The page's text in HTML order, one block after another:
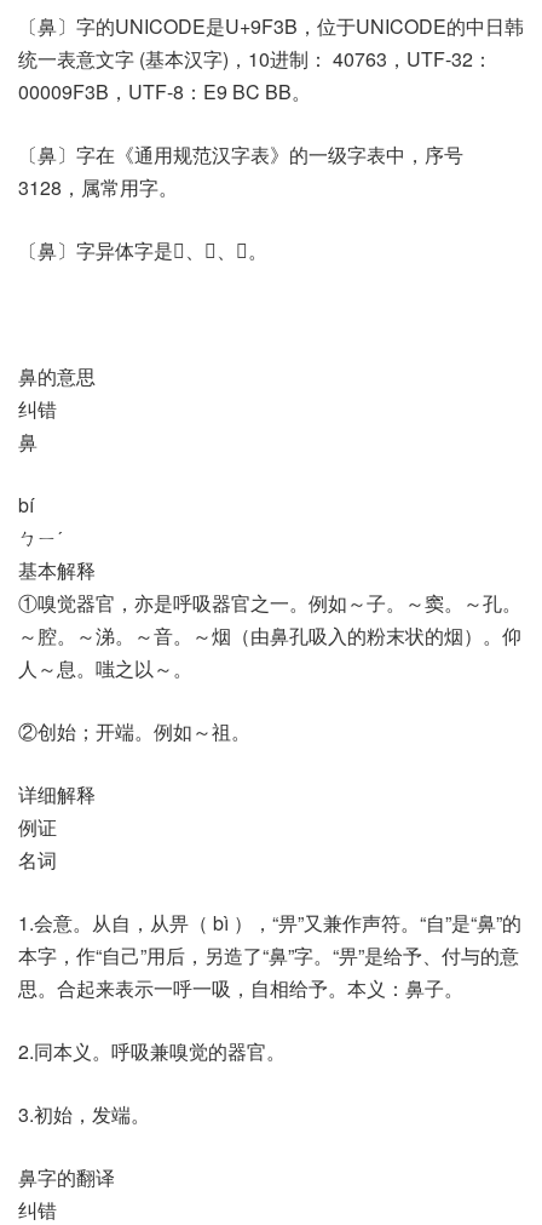
〔鼻〕字的UNICODE是U+9F3B，位于UNICODE的中日韩
统一表意文字 (基本汉字)，10进制： 40763，UTF-32：
00009F3B，UTF-8：E9 BC BB。
〔鼻〕字在《通用规范汉字表》的一级字表中，序号
3128，属常用字。
〔鼻〕字异体字是𢋛、𢍂、𦤓。
鼻的意思
纠错
鼻
bí
ㄅㄧˊ
基本解释
①嗅觉器官，亦是呼吸器官之一。例如～子。～窦。～孔。
～腔。～涕。～音。～烟（由鼻孔吸入的粉末状的烟）。仰
人～息。嗤之以～。
②创始；开端。例如～祖。
详细解释
例证
名词
1.会意。从自，从畀（ bì ），“畀”又兼作声符。“自”是“鼻”的
本字，作“自己”用后，另造了“鼻”字。“畀”是给予、付与的意
思。合起来表示一呼一吸，自相给予。本义：鼻子。
2.同本义。呼吸兼嗅觉的器官。
3.初始，发端。
鼻字的翻译
纠错